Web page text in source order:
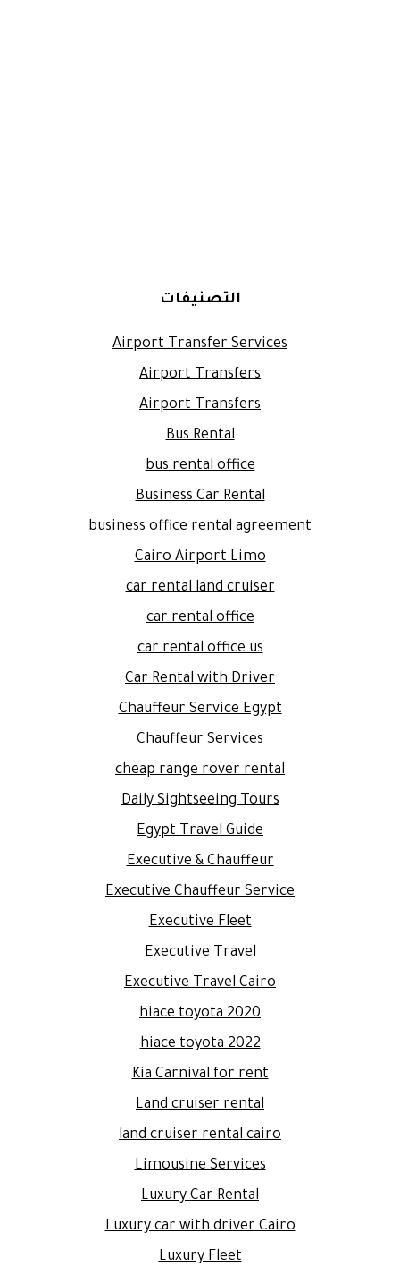
التصنيفات
Airport Transfer Services
Airport Transfers
Airport Transfers
Bus Rental
bus rental office
Business Car Rental
business office rental agreement
Cairo Airport Limo
car rental land cruiser
car rental office
car rental office us
Car Rental with Driver
Chauffeur Service Egypt
Chauffeur Services
cheap range rover rental
Daily Sightseeing Tours
Egypt Travel Guide
Executive & Chauffeur
Executive Chauffeur Service
Executive Fleet
Executive Travel
Executive Travel Cairo
hiace toyota 2020
hiace toyota 2022
Kia Carnival for rent
Land cruiser rental
land cruiser rental cairo
Limousine Services
Luxury Car Rental
Luxury car with driver Cairo
Luxury Fleet